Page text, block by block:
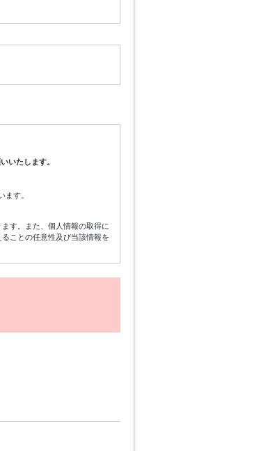
いたします。
ます。
す。また、個人情報の取得に
ことの任意性及び当該情報を
当社のサービスを向上させる
・改ざん・漏洩等がないよう